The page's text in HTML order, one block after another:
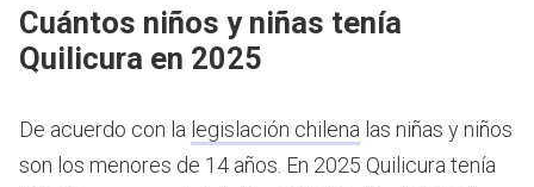
Cuántos niños y niñas tenía
Quilicura en 2025
De acuerdo con la legislación chilena las niñas y niños
son los menores de 14 años. En 2025 Quilicura tenía